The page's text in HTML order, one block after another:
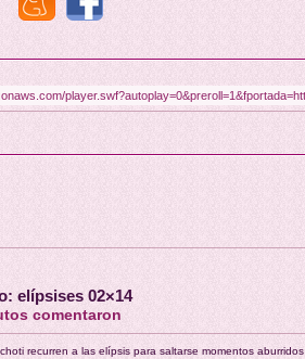
elípsises 02×14
comentaron
recurren a las elípsis para saltarse momentos aburridos